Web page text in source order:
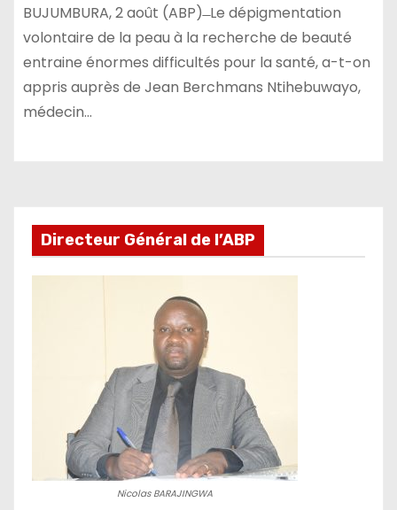
BUJUMBURA, 2 août (ABP) ̶ Le dépigmentation
volontaire de la peau à la recherche de beauté
entraine énormes difficultés pour la santé, a-t-on
appris auprès de Jean Berchmans Ntihebuwayo,
médecin…
Directeur Général de l’ABP
Nicolas BARAJINGWA